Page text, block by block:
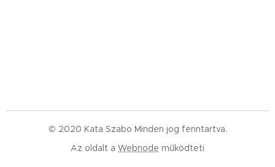
© 2020 Kata Szabo Minden jog fenntartva.
Az oldalt a Webnode működteti